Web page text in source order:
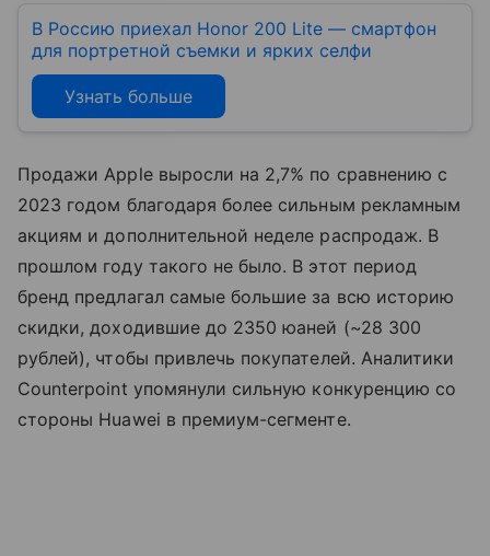
В Россию приехал Honor 200 Lite — смартфон
для портретной съемки и ярких селфи
Узнать больше
Продажи Apple выросли на 2,7% по сравнению с
2023 годом благодаря более сильным рекламным
акциям и дополнительной неделе распродаж. В
прошлом году такого не было. В этот период
бренд предлагал самые большие за всю историю
скидки, доходившие до 2350 юаней (~28 300
рублей), чтобы привлечь покупателей. Аналитики
Counterpoint упомянули сильную конкуренцию со
стороны Huawei в премиум-сегменте.